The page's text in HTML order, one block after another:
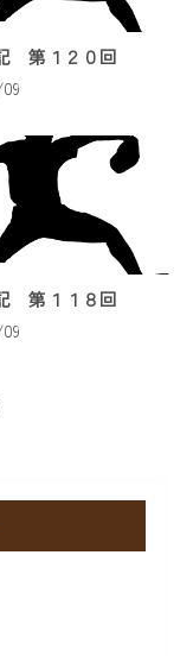
第１２０回
第１１８回